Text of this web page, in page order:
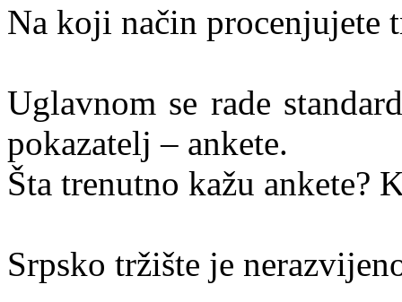
Na koji način procenjujete
Uglavnom se rade
pokazatelj – ankete.
Šta trenutno kažu ankete?
Srpsko tržište je